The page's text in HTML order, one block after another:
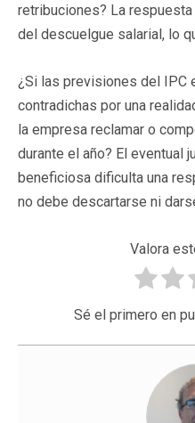
retribuciones? La
del descuelgue salarial, lo
¿Si las previsiones del IPC
contradichas por una
la empresa reclamar o
durante el año? El eventual
beneficiosa dificulta una
no debe descartarse ni
Valora
Sé el primero en